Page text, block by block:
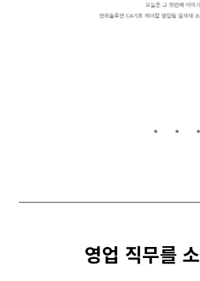
영업 직무를 소